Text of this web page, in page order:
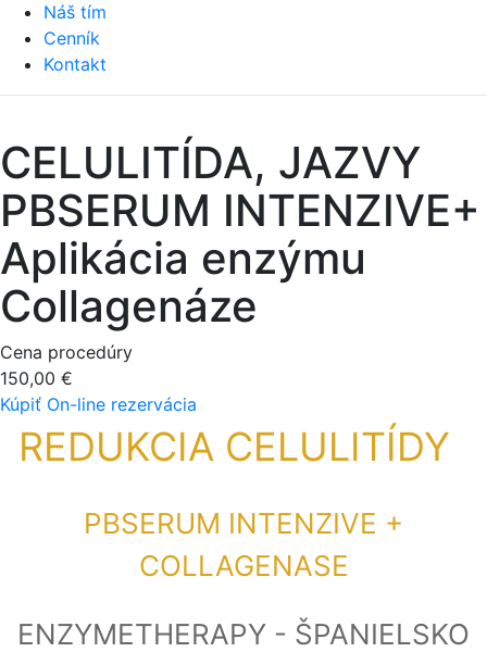
Náš tím
Cenník
Kontakt
CELULITÍDA, JAZVY
PBSERUM INTENZIVE+
Aplikácia enzýmu
Collagenáze
Cena procedúry
150,00 €
Kúpiť On-line rezervácia
REDUKCIA CELULITÍDY
PBSERUM INTENZIVE +
COLLAGENASE
ENZYMETHERAPY - ŠPANIELSKO